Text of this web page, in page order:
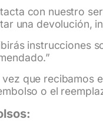
con nuestro
una devolución,
instrucciones
vez que recibamos
o el